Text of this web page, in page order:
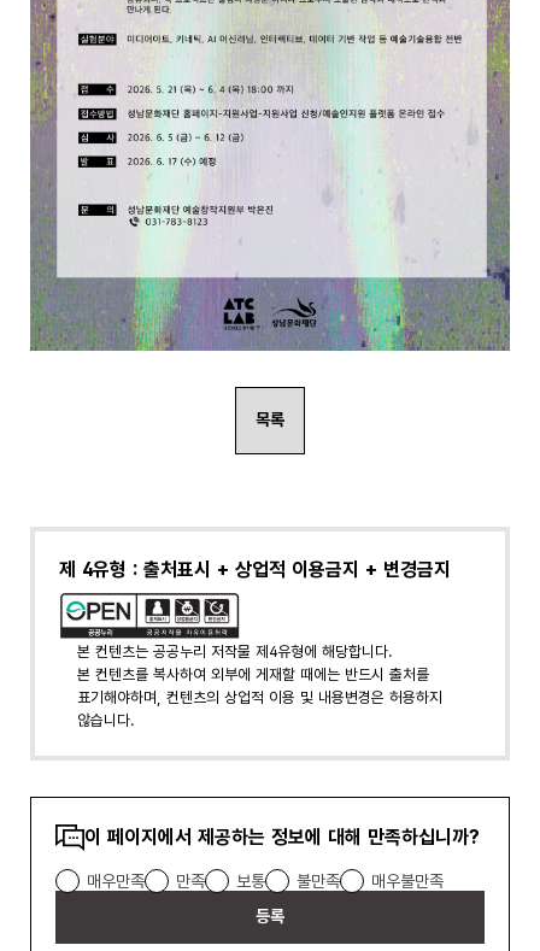
목록
제 4유형 : 출처표시 + 상업적 이용금지 + 변경금지
본 컨텐츠는 공공누리 저작물 제4유형에 해당합니다.
본 컨텐츠를 복사하여 외부에 게재할 때에는 반드시 출처를
표기해야하며, 컨텐츠의 상업적 이용 및 내용변경은 허용하지
않습니다.
콘텐츠
만족도
조사
이 페이지에서 제공하는 정보에 대해 만족하십니까?
매우만족 만족 보통 불만족
매우불만족
등록